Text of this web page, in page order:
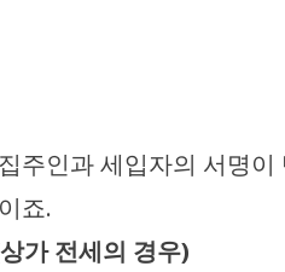
주인과 세입자의 서명
죠.
가 전세의 경우)